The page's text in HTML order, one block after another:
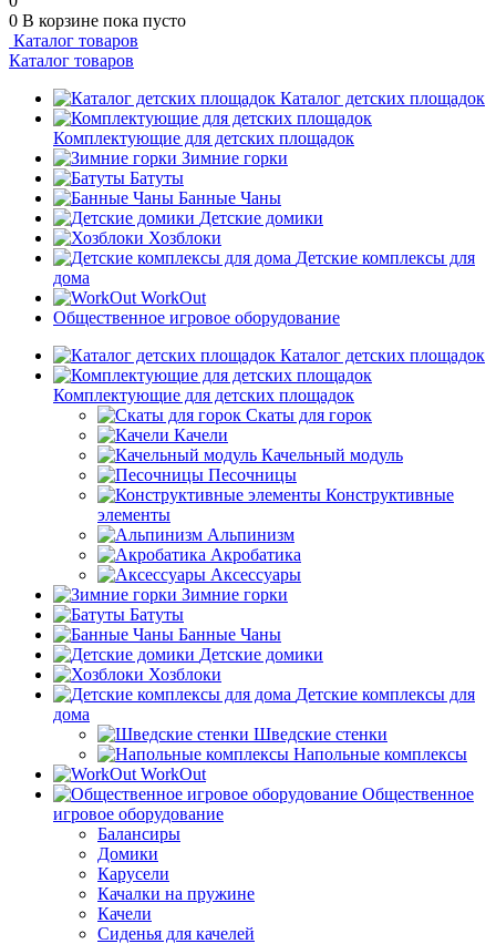
0 В корзине пока пусто
Каталог товаров
Каталог товаров
Каталог детских площадок
Комплектующие для детских площадок
Зимние горки
Батуты
Банные Чаны
Детские домики
Хозблоки
Детские комплексы для
дома
WorkOut
Общественное игровое оборудование
Каталог детских площадок
Комплектующие для детских площадок
Скаты для горок
Качели
Качельный модуль
Песочницы
Конструктивные
элементы
Альпинизм
Акробатика
Аксессуары
Зимние горки
Батуты
Банные Чаны
Детские домики
Хозблоки
Детские комплексы для
дома
Шведские стенки
Напольные комплексы
WorkOut
Общественное
игровое оборудование
Балансиры
Домики
Карусели
Качалки на пружине
Качели
Сиденья для качелей